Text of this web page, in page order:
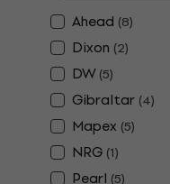
Ahead (8)
Dixon (2)
DW (5)
Gibraltar (4)
Mapex (5)
NRG (1)
Pearl (5)